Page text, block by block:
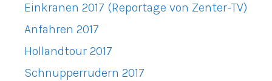
Einkranen 2017 (Reportage von Zenter-TV)
Anfahren 2017
Hollandtour 2017
Schnupperrudern 2017